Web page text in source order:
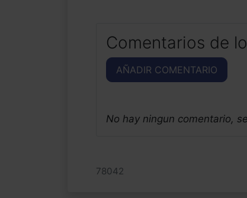
Comentarios de
AÑADIR COMENTARIO
No hay ningun comentario,
78042